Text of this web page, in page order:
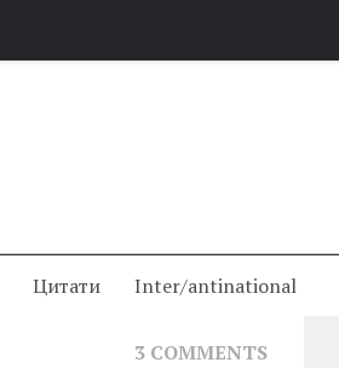
Цитати Inter/antinational
3 COMMENTS